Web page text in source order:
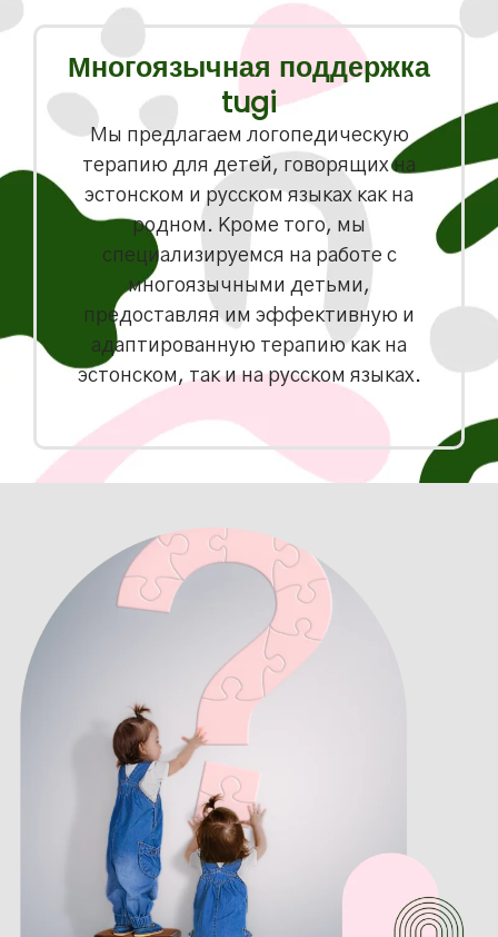
Многоязычная поддержка
tugi
Мы предлагаем логопедическую
терапию для детей, говорящих на
эстонском и русском языках как на
родном. Кроме того, мы
специализируемся на работе с
многоязычными детьми,
предоставляя им эффективную и
адаптированную терапию как на
эстонском, так и на русском языках.